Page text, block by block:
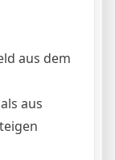
aus dem
aus